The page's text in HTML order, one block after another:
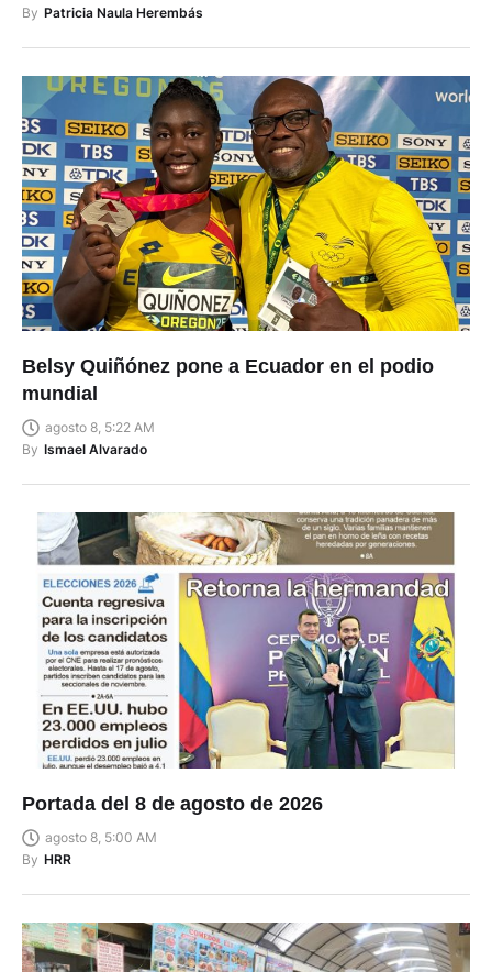
By Patricia Naula Herembás
Belsy Quiñónez pone a Ecuador en el podio
mundial
agosto 8, 5:22 AM
By Ismael Alvarado
Portada del 8 de agosto de 2026
agosto 8, 5:00 AM
By HRR